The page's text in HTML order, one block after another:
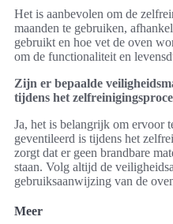
Het is aanbevolen om de
maanden te gebruiken,
gebruikt en hoe vet de oven
om de functionaliteit en
Zijn er bepaalde
tijdens het
Ja, het is belangrijk om ervoor
geventileerd is tijdens het
zorgt dat er geen brandbare
staan. Volg altijd de
gebruiksaanwijzing van de
Meer